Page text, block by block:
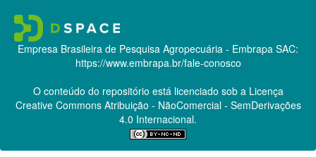
Empresa Brasileira de Pesquisa Agropecuária - Embrapa SAC:
https://www.embrapa.br/fale-conosco
O conteúdo do repositório está licenciado sob a Licença
Creative CommonsAtribuição - NãoComercial - SemDerivações
4.0 Internacional.